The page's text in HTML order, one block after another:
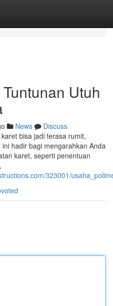
Utuh
News
Discuss
bisa jadi terasa rumit,
hadir bagi mengarahkan Anda
karet, seperti penentuan
323001/